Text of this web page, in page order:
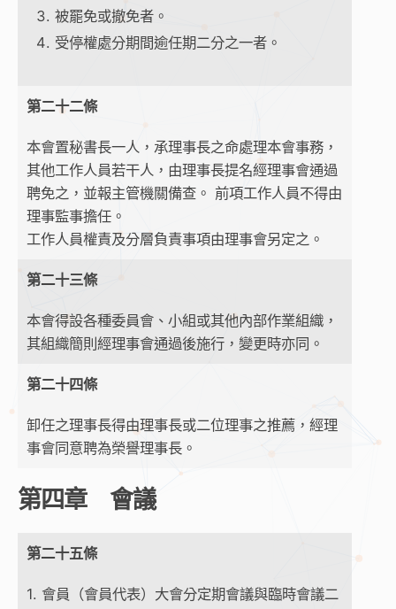
被罷免或撤免者。
受停權處分期間逾任期二分之一者。
第二十二條
本會置秘書長一人，承理事長之命處理本會事務，
其他工作人員若干人，由理事長提名經理事會通過
聘免之，並報主管機關備查。 前項工作人員不得由
理事監事擔任。
工作人員權責及分層負責事項由理事會另定之。
第二十三條
本會得設各種委員會、小組或其他內部作業組織，
其組織簡則經理事會通過後施行，變更時亦同。
第二十四條
卸任之理事長得由理事長或二位理事之推薦，經理
事會同意聘為榮譽理事長。
第四章 會議
第二十五條
1. 會員（會員代表）大會分定期會議與臨時會議二